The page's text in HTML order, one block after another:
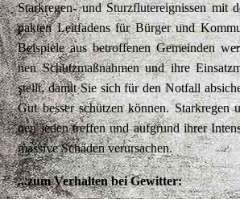
Star­kre­gen- und Sturz­flu­ter­eig­nis­sen mit
pak­ten Leit­fa­dens für Bür­ger und
Bei­spie­le aus be­trof­fe­nen Ge­mein­den
nen Schutz­maß­nah­men und ih­re
stellt, da­mit Sie sich für den Not­fall
Gut bes­ser schüt­zen kön­nen.
nen je­den tref­fen und auf­grund ih­rer
mas­si­ve Schä­den ver­ur­sa­chen.
...zum Verhalten bei Gewitter: